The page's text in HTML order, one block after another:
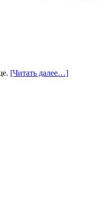
[Читать далее…]